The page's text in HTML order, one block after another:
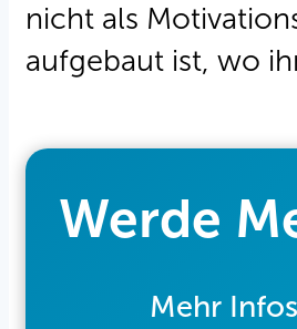
nicht als
aufgebaut ist, wo
Werde
Mehr